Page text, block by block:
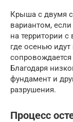
Крыша с двумя
вариантом,
на территории
где осенью
Благодаря
фундамент и
разрушения.
Процесс